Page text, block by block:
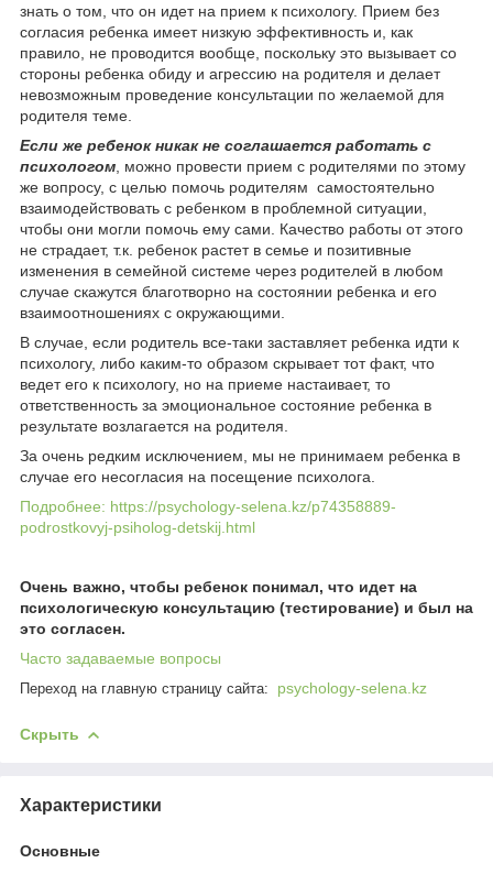
знать о том, что он идет на прием к психологу. Прием без
согласия ребенка имеет низкую эффективность и, как
правило, не проводится вообще, поскольку это вызывает со
стороны ребенка обиду и агрессию на родителя и делает
невозможным проведение консультации по желаемой для
родителя теме.
Если же ребенок никак не соглашается работать с
психологом , можно провести прием с родителями по этому
же вопросу, с целью помочь родителям самостоятельно
взаимодействовать с ребенком в проблемной ситуации,
чтобы они могли помочь ему сами. Качество работы от этого
не страдает, т.к. ребенок растет в семье и позитивные
изменения в семейной системе через родителей в любом
случае скажутся благотворно на состоянии ребенка и его
взаимоотношениях с окружающими.
В случае, если родитель все-таки заставляет ребенка идти к
психологу, либо каким-то образом скрывает тот факт, что
ведет его к психологу, но на приеме настаивает, то
ответственность за эмоциональное состояние ребенка в
результате возлагается на родителя.
За очень редким исключением, мы не принимаем ребенка в
случае его несогласия на посещение психолога.
Подробнее: https://psychology-selena.kz/p74358889-
podrostkovyj-psiholog-detskij.html
Очень важно, чтобы ребенок понимал, что идет на
психологическую консультацию (тестирование) и был на
это согласен.
Часто задаваемые вопросы
Переход на главную страницу сайта: psychology-selena.kz
Скрыть
Характеристики
Основные